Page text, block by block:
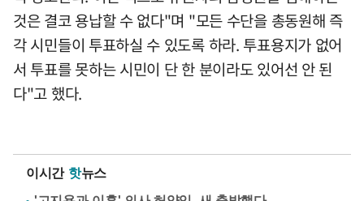
것은 결코 용납할 수 없다"며 "모든 수단을 총동원해 즉
각 시민들이 투표하실 수 있도록 하라. 투표용지가 없어
서 투표를 못하는 시민이 단 한 분이라도 있어선 안 된
다"고 했다.
이시간 핫뉴스